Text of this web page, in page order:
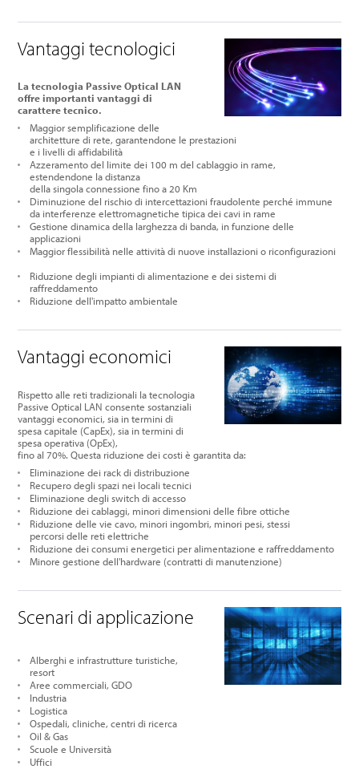
Vantaggi tecnologici
La tecnologia Passive Optical LAN
offre importanti vantaggi di
carattere tecnico.
Maggior semplificazione delle
architetture di rete, garantendone le prestazioni
e i livelli di affidabilità
Azzeramento del limite dei 100 m del cablaggio in rame,
estendendone la distanza
della singola connessione fino a 20 Km
Diminuzione del rischio di intercettazioni fraudolente perché immune
da interferenze elettromagnetiche tipica dei cavi in rame
Gestione dinamica della larghezza di banda, in funzione delle
applicazioni
Maggior flessibilità nelle attività di nuove installazioni o riconfigurazioni
Riduzione degli impianti di alimentazione e dei sistemi di
raffreddamento
Riduzione dell'impatto ambientale
Vantaggi economici
Rispetto alle reti tradizionali la tecnologia
Passive Optical LAN consente sostanziali
vantaggi economici,sia in termini di
spesa capitale (CapEx), sia in termini di
spesa operativa (OpEx),
fino al 70%. Questa riduzione dei costi è garantita da:
Eliminazione dei rack di distribuzione
Recupero degli spazi nei locali tecnici
Eliminazione degli switch di accesso
Riduzione dei cablaggi, minori dimensioni delle fibre ottiche
Riduzione delle vie cavo, minori ingombri, minori pesi, stessi
percorsi delle reti elettriche
Riduzione dei consumi energetici per alimentazione e raffreddamento
Minore gestione dell'hardware (contratti di manutenzione)
Scenari di applicazione
Alberghi e infrastrutture turistiche,
resort
Aree commerciali, GDO
Industria
Logistica
Ospedali, cliniche, centri di ricerca
Oil & Gas
Scuole e Università
Uffici